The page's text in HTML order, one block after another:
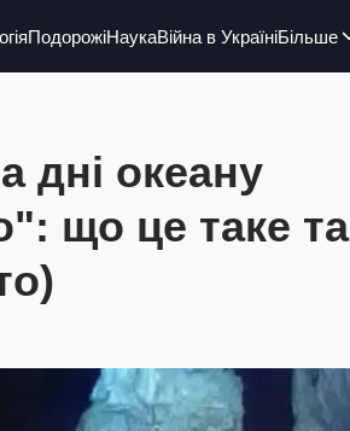
ПодорожіНаукаВійна в УкраїніБільше
дні океану
що це таке та